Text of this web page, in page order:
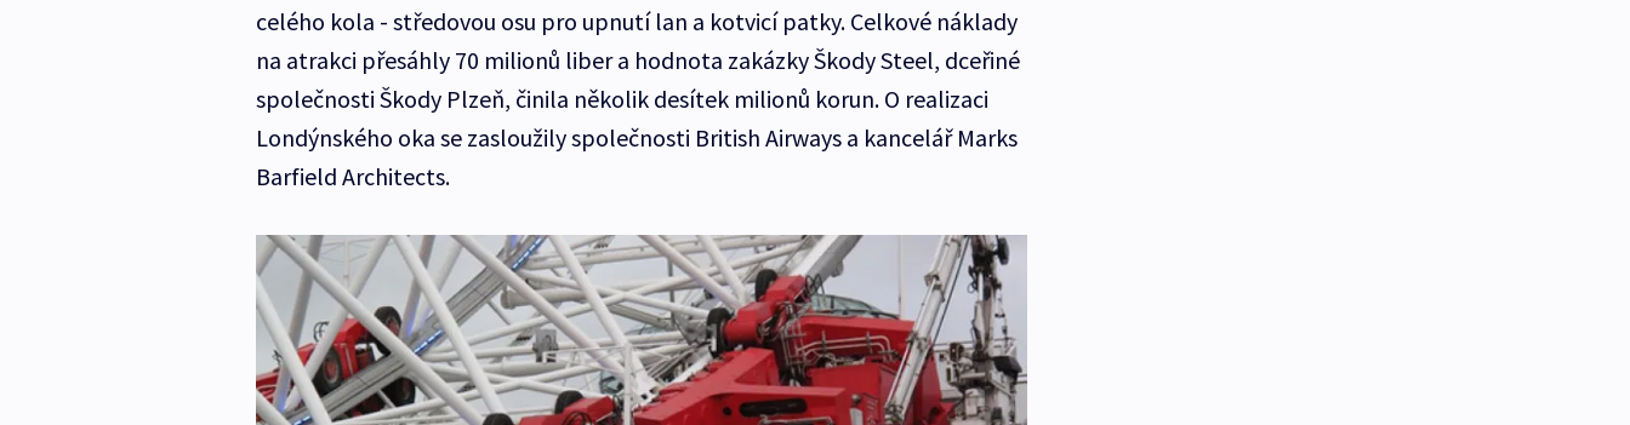
celého kola - středovou osu pro upnutí lan a kotvicí patky. Celkové náklady
na atrakci přesáhly 70 milionů liber a hodnota zakázky Škody Steel, dceřiné
společnosti Škody Plzeň, činila několik desítek milionů korun. O realizaci
Londýnského oka se zasloužily společnosti British Airways a kancelář Marks
Barfield Architects.